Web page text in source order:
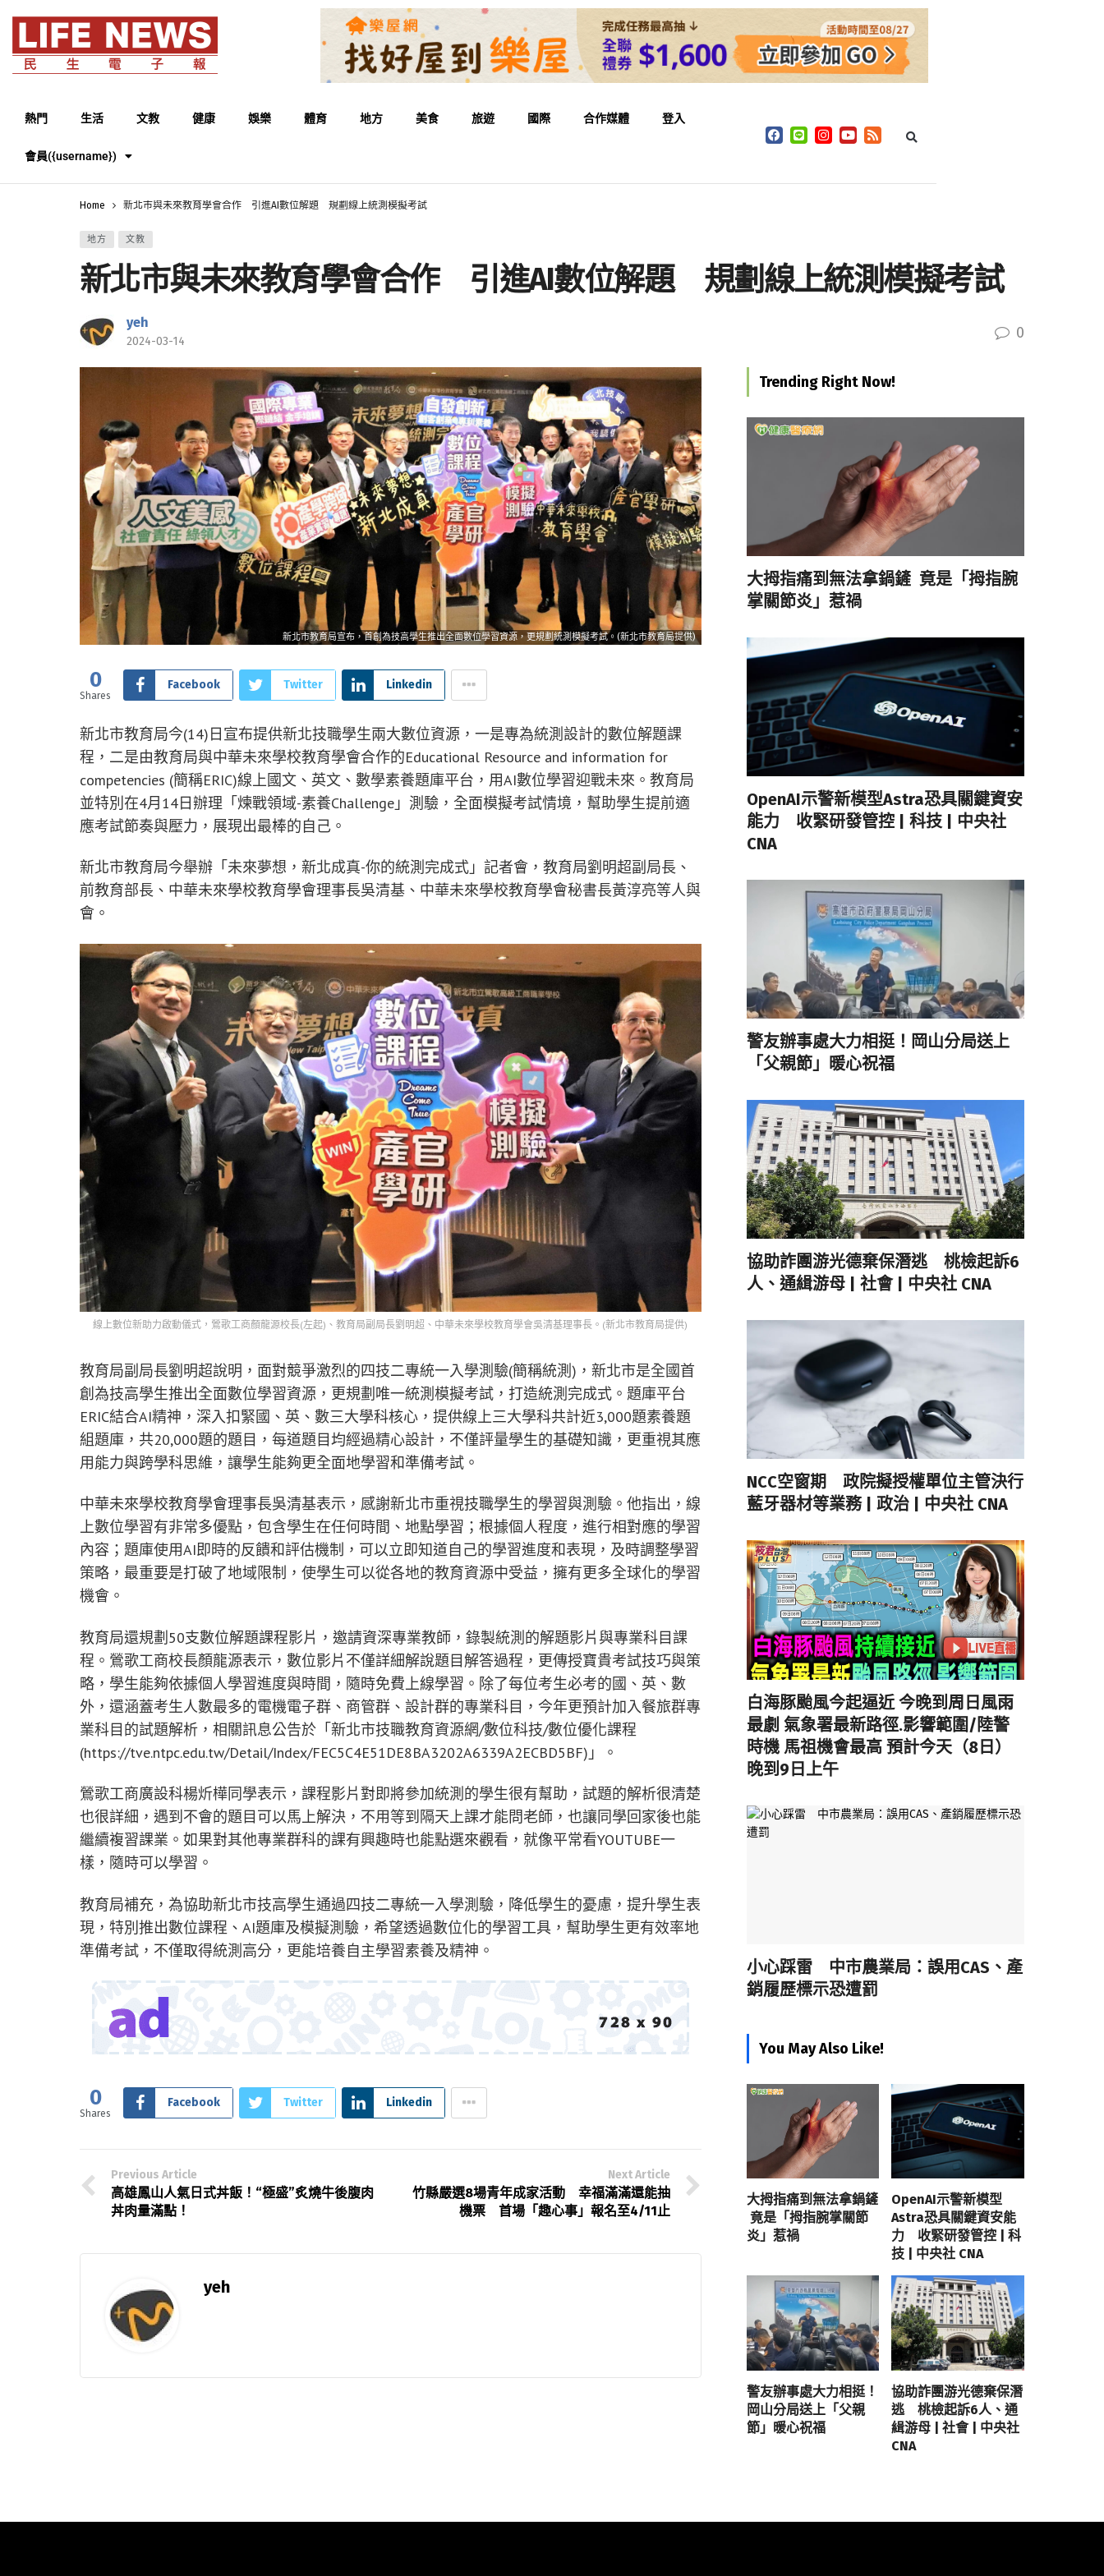
熱門 生活 文教 健康 娛樂 體育 地方 美食 旅遊 國際 合作媒體 登入
會員({username})
Home 新北市與未來教育學會合作 引進AI數位解題 規劃線上統測模擬考試
地方 文教
新北市與未來教育學會合作 引進AI數位解題 規劃線上統測模擬考試
yeh
2024-03-14 0
新北市教育局宣布，首創為技高學生推出全面數位學習資源，更規劃統測模擬考試。(新北市教育局提供)
0
Shares
Facebook Twitter Linkedin
新北市教育局今(14)日宣布提供新北技職學生兩大數位資源，一是專為統測設計的數位解題課
程，二是由教育局與中華未來學校教育學會合作的Educational Resource and information for
competencies (簡稱ERIC)線上國文、英文、數學素養題庫平台，用AI數位學習迎戰未來。教育局
並特別在4月14日辦理「煉戰領域-素養Challenge」測驗，全面模擬考試情境，幫助學生提前適
應考試節奏與壓力，展現出最棒的自己。
新北市教育局今舉辦「未來夢想，新北成真-你的統測完成式」記者會，教育局劉明超副局長、
前教育部長、中華未來學校教育學會理事長吳清基、中華未來學校教育學會秘書長黃淳亮等人與
會。
線上數位新助力啟動儀式，鶯歌工商顏龍源校長(左起)、教育局副局長劉明超、中華未來學校教育學會吳清基理事長。(新北市教育局提供)
教育局副局長劉明超說明，面對競爭激烈的四技二專統一入學測驗(簡稱統測)，新北市是全國首
創為技高學生推出全面數位學習資源，更規劃唯一統測模擬考試，打造統測完成式。題庫平台
ERIC結合AI精神，深入扣緊國、英、數三大學科核心，提供線上三大學科共計近3,000題素養題
組題庫，共20,000題的題目，每道題目均經過精心設計，不僅評量學生的基礎知識，更重視其應
用能力與跨學科思維，讓學生能夠更全面地學習和準備考試。
中華未來學校教育學會理事長吳清基表示，感謝新北市重視技職學生的學習與測驗。他指出，線
上數位學習有非常多優點，包含學生在任何時間、地點學習；根據個人程度，進行相對應的學習
內容；題庫使用AI即時的反饋和評估機制，可以立即知道自己的學習進度和表現，及時調整學習
策略，最重要是打破了地域限制，使學生可以從各地的教育資源中受益，擁有更多全球化的學習
機會。
教育局還規劃50支數位解題課程影片，邀請資深專業教師，錄製統測的解題影片與專業科目課
程。鶯歌工商校長顏龍源表示，數位影片不僅詳細解說題目解答過程，更傳授寶貴考試技巧與策
略，學生能夠依據個人學習進度與時間，隨時免費上線學習。除了每位考生必考的國、英、數
外，還涵蓋考生人數最多的電機電子群、商管群、設計群的專業科目，今年更預計加入餐旅群專
業科目的試題解析，相關訊息公告於「新北市技職教育資源網/數位科技/數位優化課程
(https://tve.ntpc.edu.tw/Detail/Index/FEC5C4E51DE8BA3202A6339A2ECBD5BF)」。
鶯歌工商廣設科楊炘樺同學表示，課程影片對即將參加統測的學生很有幫助，試題的解析很清楚
也很詳細，遇到不會的題目可以馬上解決，不用等到隔天上課才能問老師，也讓同學回家後也能
繼續複習課業。如果對其他專業群科的課有興趣時也能點選來觀看，就像平常看YOUTUBE一
樣，隨時可以學習。
教育局補充，為協助新北市技高學生通過四技二專統一入學測驗，降低學生的憂慮，提升學生表
現，特別推出數位課程、AI題庫及模擬測驗，希望透過數位化的學習工具，幫助學生更有效率地
準備考試，不僅取得統測高分，更能培養自主學習素養及精神。
0
Shares
Facebook Twitter Linkedin
Previous Article
高雄鳳山人氣日式丼飯！“極盛”炙燒牛後腹肉
丼肉量滿點！
Next Article
竹縣嚴選8場青年成家活動 幸福滿滿還能抽
機票 首場「趣心事」報名至4/11止
yeh
Trending Right Now!
大拇指痛到無法拿鍋鏟 竟是「拇指腕
掌關節炎」惹禍
OpenAI示警新模型Astra恐具關鍵資安
能力 收緊研發管控 | 科技 | 中央社
CNA
警友辦事處大力相挺！岡山分局送上
「父親節」暖心祝福
協助詐團游光德棄保潛逃 桃檢起訴6
人、通緝游母 | 社會 | 中央社 CNA
NCC空窗期 政院擬授權單位主管決行
藍牙器材等業務 | 政治 | 中央社 CNA
白海豚颱風今起逼近 今晚到周日風雨
最劇 氣象署最新路徑.影響範圍/陸警
時機 馬祖機會最高 預計今天（8日）
晚到9日上午
小心踩雷 中市農業局：誤用CAS、產
銷履歷標示恐遭罰
You May Also Like!
大拇指痛到無法拿鍋鏟
竟是「拇指腕掌關節
炎」惹禍
OpenAI示警新模型
Astra恐具關鍵資安能
力 收緊研發管控 | 科
技 | 中央社 CNA
警友辦事處大力相挺！
岡山分局送上「父親
節」暖心祝福
協助詐團游光德棄保潛
逃 桃檢起訴6人、通
緝游母 | 社會 | 中央社
CNA